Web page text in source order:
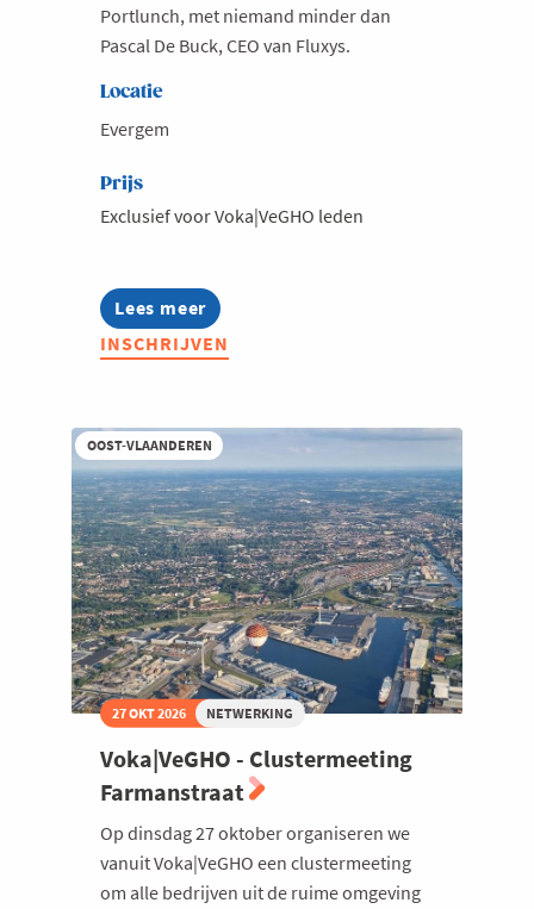
Portlunch, met niemand minder dan
Pascal De Buck, CEO van Fluxys.
Locatie
Evergem
Prijs
Exclusief voor Voka|VeGHO leden
Lees meer
about
Voka|VeGHO
Portlunch
Buck,
ceo
van
Fluxys
INSCHRIJVEN
OOST-VLAANDEREN
27 OKT 2026 NETWERKING
Voka|VeGHO - Clustermeeting
Farmanstraat
Op dinsdag 27 oktober organiseren we
vanuit Voka|VeGHO een clustermeeting
om alle bedrijven uit de ruime omgeving